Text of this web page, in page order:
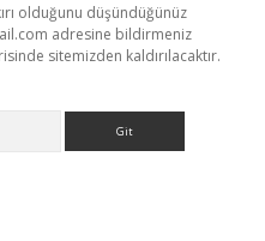
olduğunu düşündüğünüz
adresine bildirmeniz
sitemizden kaldırılacaktır.